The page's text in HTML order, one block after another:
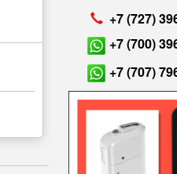
+7 (727)
+7 (700)
+7 (707)